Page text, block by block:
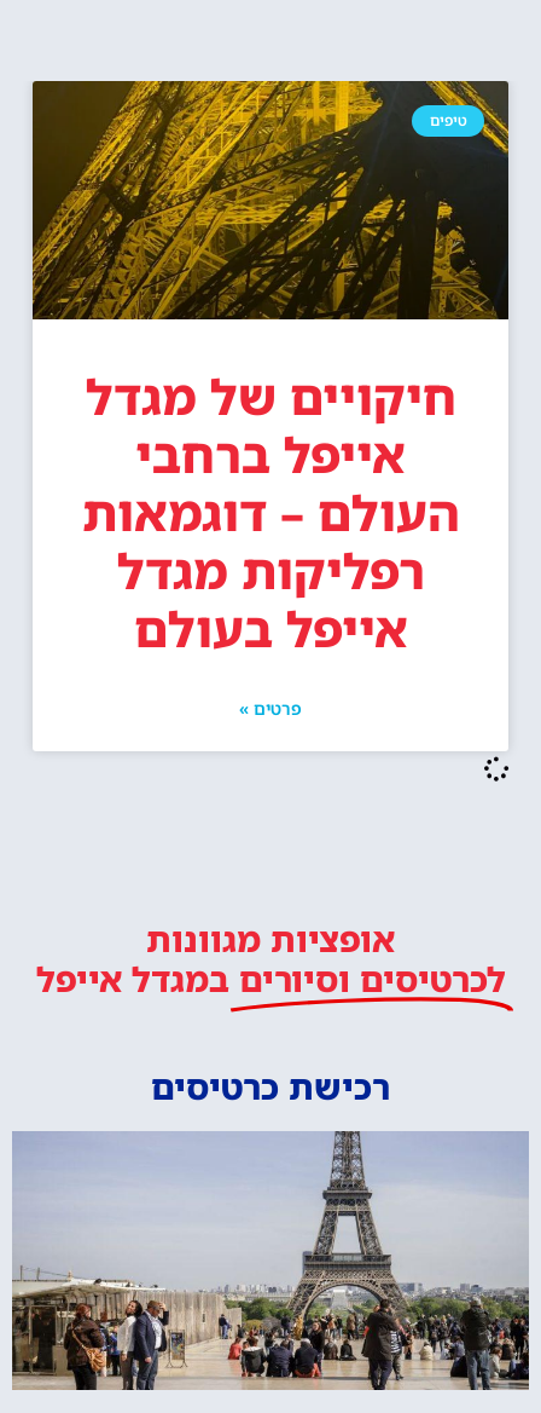
טיפים
חיקויים של מגדל
אייפל ברחבי
העולם – דוגמאות
רפליקות מגדל
אייפל בעולם
פרטים »
אופציות מגוונות
לכרטיסים וסיורים במגדל אייפל
רכישת כרטיסים